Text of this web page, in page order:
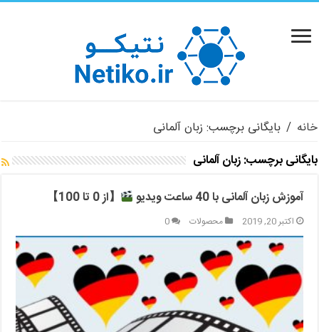
خانه / بایگانی برچسب: زبان آلمانی
بایگانی برچسب:زبان آلمانی
آموزش زبان آلمانی با 40 ساعت ویدیو
【از 0 تا 100】
اکتبر 20, 2019 محصولات 0